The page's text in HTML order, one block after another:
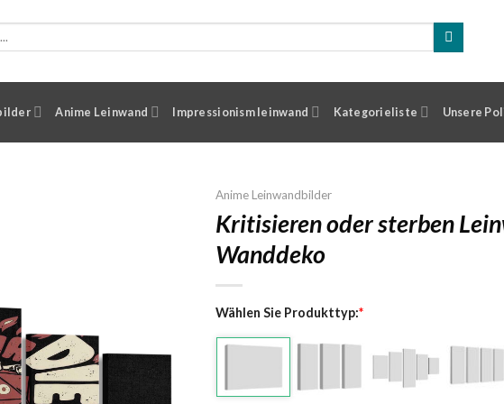
Anime Leinwand Impressionism leinwand Kategorieliste Unsere
Anime Leinwandbilder
Kritisieren oder sterben
Wanddeko
Wählen Sie Produkttyp:*